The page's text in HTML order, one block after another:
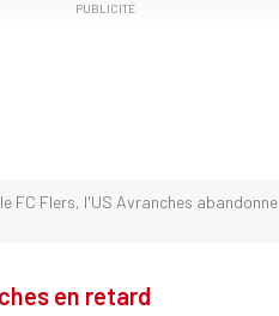
PUBLICITÉ
FC Flers, l'US Avranches abandonne
en retard